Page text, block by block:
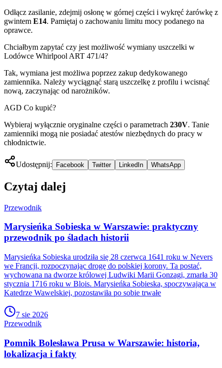
Odłącz zasilanie, zdejmij osłonę w górnej części i wykręć żarówkę z
gwintem E14. Pamiętaj o zachowaniu limitu mocy podanego na
oprawce.
Chciałbym zapytać czy jest możliwość wymiany uszczelki w
Lodówce Whirlpool ART 471/4?
Tak, wymiana jest możliwa poprzez zakup dedykowanego
zamiennika. Należy wyciągnąć starą uszczelkę z profilu i wcisnąć
nową, zaczynając od narożników.
AGD Co kupić?
Wybieraj wyłącznie oryginalne części o parametrach 230V. Tanie
zamienniki mogą nie posiadać atestów niezbędnych do pracy w
chłodnictwie.
Udostępnij: Facebook Twitter LinkedIn WhatsApp
Czytaj dalej
Przewodnik
Marysieńka Sobieska w Warszawie: praktyczny
przewodnik po śladach historii
Marysieńka Sobieska urodziła się 28 czerwca 1641 roku w Nevers
we Francji, rozpoczynając drogę do polskiej korony. Ta postać,
wychowana na dworze królowej Ludwiki Marii Gonzagi, zmarła 30
stycznia 1716 roku w Blois. Marysieńka Sobieska, spoczywająca w
Katedrze Wawelskiej, pozostawiła po sobie trwałe
7 sie 2026
Przewodnik
Pomnik Bolesława Prusa w Warszawie: historia,
lokalizacja i fakty